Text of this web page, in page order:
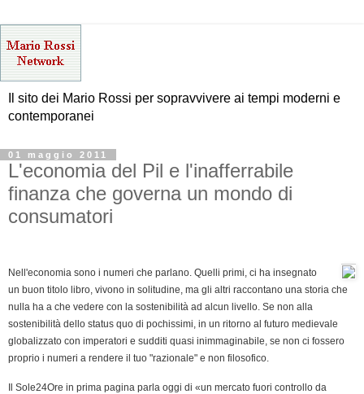
Il sito dei Mario Rossi per sopravvivere ai tempi moderni e
contemporanei
01 maggio 2011
L'economia del Pil e l'inafferrabile
finanza che governa un mondo di
consumatori
Nell'economia sono i numeri che parlano. Quelli primi, ci ha insegnato
un buon titolo libro, vivono in solitudine, ma gli altri raccontano una storia che
nulla ha a che vedere con la sostenibilità ad alcun livello. Se non alla
sostenibilità dello status quo di pochissimi, in un ritorno al futuro medievale
globalizzato con imperatori e sudditi quasi inimmaginabile, se non ci fossero
proprio i numeri a rendere il tuo "razionale" e non filosofico.
Il Sole24Ore in prima pagina parla oggi di «un mercato fuori controllo da